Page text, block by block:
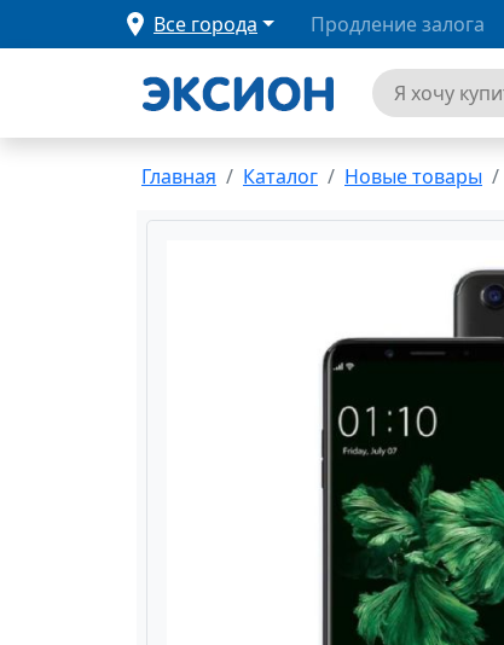
Все города Продление залога
Главная Каталог Новые товары